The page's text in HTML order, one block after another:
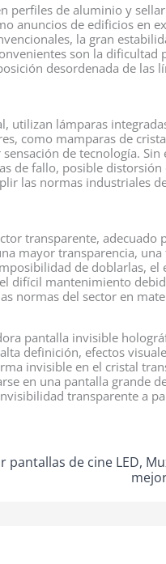
perfiles de aluminio y
anuncios de edificios en
la gran
son la dificultad
desordenada de las
utilizan lámparas
como mamparas de
de tecnología. Sin
de fallo, posible distorsión
las normas industriales
transparente, adecuado
mayor transparencia,
de doblarlas, el
difícil mantenimiento
normas del sector en
pantalla invisible
definición, efectos
invisible en el cristal
en una pantalla grande
transparente a
pantallas de cine LED,